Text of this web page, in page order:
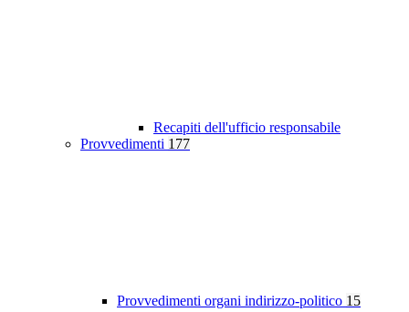
Recapiti dell'ufficio responsabile
Provvedimenti 177
Provvedimenti organi indirizzo-politico 15